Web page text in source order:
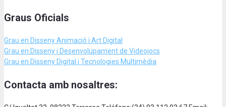
Graus Oficials
Grau en Disseny Animació i Art Digital
Grau en Disseny i Desenvolupament de Videojocs
Grau en Disseny Digital i Tecnologies Multimèdia
Contacta amb nosaltres: